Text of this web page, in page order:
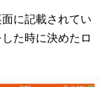
に記載されてい
た時に決めたロ